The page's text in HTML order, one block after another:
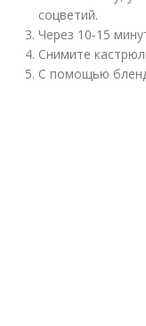
соцветий.
Через 10-15
Снимите
С помощью